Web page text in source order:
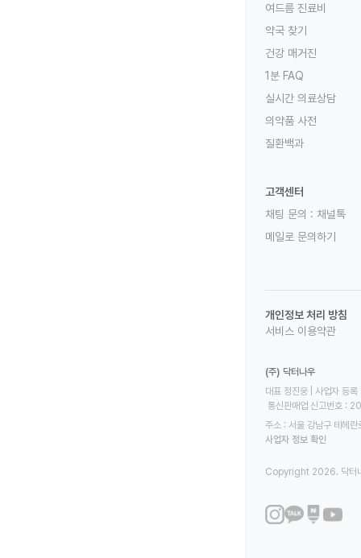
여드름 진료비
약국 찾기
건강 매거진
1분 FAQ
실시간 의료상담
의약품 사전
질환백과
고객센터
채팅 문의 : 채널톡
메일로 문의하기
개인정보 처리 방침
서비스 이용약관
(주) 닥터나우
대표 정진웅 | 사업자
통신판매업 신고번호
주소 : 서울 강남구 테헤
사업자 정보 확인
Copyright 2026. 닥터